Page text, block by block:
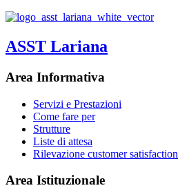
ASST Lariana
Area Informativa
Servizi e Prestazioni
Come fare per
Strutture
Liste di attesa
Rilevazione customer satisfaction
Area Istituzionale